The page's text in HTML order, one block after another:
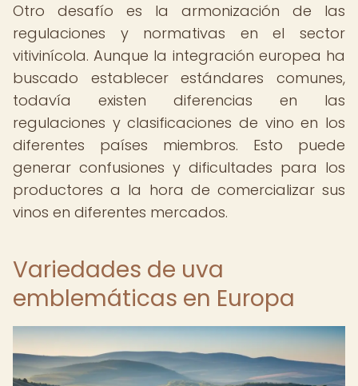
Otro desafío es la armonización de las
regulaciones y normativas en el sector
vitivinícola. Aunque la integración europea ha
buscado establecer estándares comunes,
todavía existen diferencias en las
regulaciones y clasificaciones de vino en los
diferentes países miembros. Esto puede
generar confusiones y dificultades para los
productores a la hora de comercializar sus
vinos en diferentes mercados.
Variedades de uva
emblemáticas en Europa